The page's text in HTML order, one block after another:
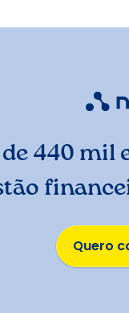
440 mil
Quero